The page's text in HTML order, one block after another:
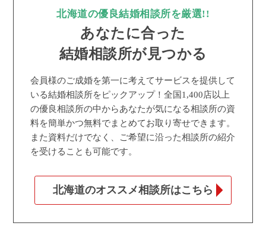
北海道の優良結婚相談所を厳選!!
あなたに合った
結婚相談所が見つかる
会員様のご成婚を第一に考えてサービスを提供して
いる結婚相談所をピックアップ！全国1,400店以上
の優良相談所の中からあなたが気になる相談所の資
料を簡単かつ無料でまとめてお取り寄せできます。
また資料だけでなく、ご希望に沿った相談所の紹介
を受けることも可能です。
北海道のオススメ相談所はこちら